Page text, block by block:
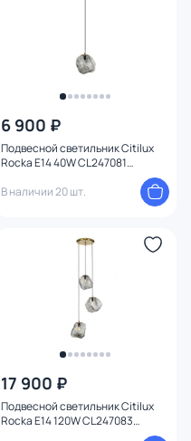
6 900 ₽
Подвесной светильник Citilux
Rocka Е14 40W CL247081
В наличии 20 шт.
17 900 ₽
Подвесной светильник Citilux
Rocka Е14 120W CL247083